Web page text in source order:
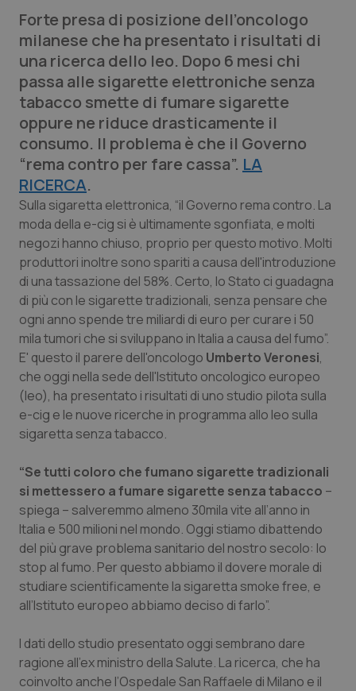
Lettere al direttore
Edizioni Regionali
QS Pro
Professionisti Sanitari.AI
Abruzzo
Basilicata
Calabria
Campania
Emilia-Romagna
Friuli Venezia Giulia
Lazio
Liguria
Lombardia
Marche
Molise
Provincia Autonoma di Bolzano
QS Pro Gold
Artrite & artrosi
Asma & BPCO
Car-T
Colesterolo & coronaropatie
Dermatite Atopica
Diabete & glucometri
Disturbi dell’umore
Dolore
Donna & Salute
Epatiti
Infezioni & Febbre
QS Club Newsletter
Forte presa di posizione dell’oncologo
milanese che ha presentato i risultati di
una ricerca dello Ieo. Dopo 6 mesi chi
passa alle sigarette elettroniche senza
tabacco smette di fumare sigarette
oppure ne riduce drasticamente il
consumo. Il problema è che il Governo
“rema contro per fare cassa”. LA
RICERCA.
Sulla sigaretta elettronica, “il Governo rema contro. La
moda della e-cig si è ultimamente sgonfiata, e molti
negozi hanno chiuso, proprio per questo motivo. Molti
produttori inoltre sono spariti a causa dell'introduzione
di una tassazione del 58%. Certo, lo Stato ci guadagna
di più con le sigarette tradizionali, senza pensare che
ogni anno spende tre miliardi di euro per curare i 50
mila tumori che si sviluppano in Italia a causa del fumo”.
E' questo il parere dell'oncologo Umberto Veronesi,
che oggi nella sede dell'Istituto oncologico europeo
(Ieo), ha presentato i risultati di uno studio pilota sulla
e-cig e le nuove ricerche in programma allo Ieo sulla
sigaretta senza tabacco.
“Se tutti coloro che fumano sigarette tradizionali
si mettessero a fumare sigarette senza tabacco –
spiega – salveremmo almeno 30mila vite all’anno in
Italia e 500 milioni nel mondo. Oggi stiamo dibattendo
del più grave problema sanitario del nostro secolo: lo
stop al fumo. Per questo abbiamo il dovere morale di
studiare scientificamente la sigaretta smoke free, e
all’Istituto europeo abbiamo deciso di farlo”.
I dati dello studio presentato oggi sembrano dare
ragione all'ex ministro della Salute. La ricerca, che ha
coinvolto anche l’Ospedale San Raffaele di Milano e il